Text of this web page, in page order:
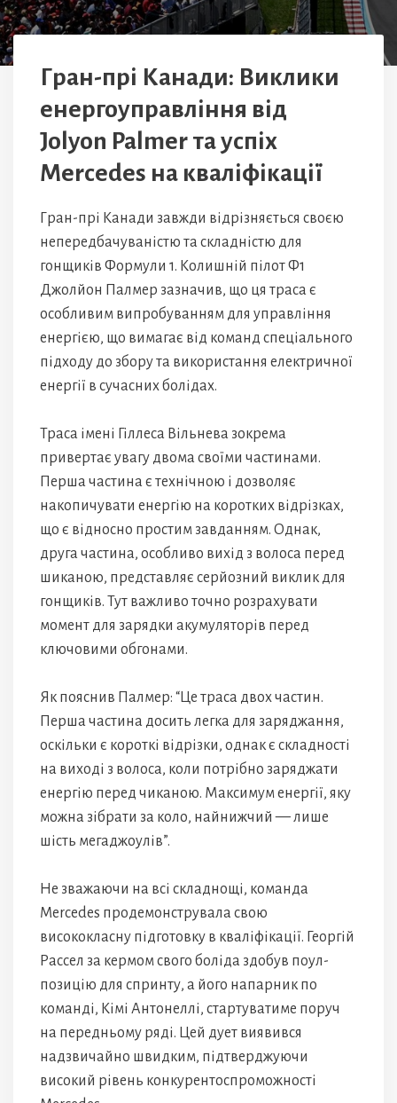
Гран-прі Канади: Виклики
енергоуправління від
Jolyon Palmer та успіх
Mercedes на кваліфікації
Гран-прі Канади завжди відрізняється своєю
непередбачуваністю та складністю для
гонщиків Формули 1. Колишній пілот Ф1
Джолйон Палмер зазначив, що ця траса є
особливим випробуванням для управління
енергією, що вимагає від команд спеціального
підходу до збору та використання електричної
енергії в сучасних болідах.
Траса імені Гіллеса Вільнева зокрема
привертає увагу двома своїми частинами.
Перша частина є технічною і дозволяє
накопичувати енергію на коротких відрізках,
що є відносно простим завданням. Однак,
друга частина, особливо вихід з волоса перед
шиканою, представляє серйозний виклик для
гонщиків. Тут важливо точно розрахувати
момент для зарядки акумуляторів перед
ключовими обгонами.
Як пояснив Палмер: “Це траса двох частин.
Перша частина досить легка для заряджання,
оскільки є короткі відрізки, однак є складності
на виході з волоса, коли потрібно заряджати
енергію перед чиканою. Максимум енергії, яку
можна зібрати за коло, найнижчий — лише
шість мегаджоулів”.
Не зважаючи на всі складнощі, команда
Mercedes продемонструвала свою
висококласну підготовку в кваліфікації. Георгій
Рассел за кермом свого боліда здобув поул-
позицію для спринту, а його напарник по
команді, Кімі Антонеллі, стартуватиме поруч
на передньому ряді. Цей дует виявився
надзвичайно швидким, підтверджуючи
високий рівень конкурентоспроможності